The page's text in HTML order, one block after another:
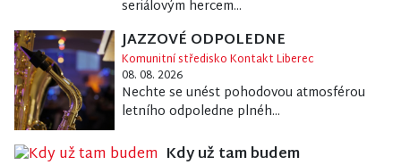
seriálovým hercem...
JAZZOVÉ ODPOLEDNE
Komunitní středisko Kontakt Liberec
08. 08. 2026
Nechte se unést pohodovou atmosférou
letního odpoledne plnéh...
Kdy už tam budem